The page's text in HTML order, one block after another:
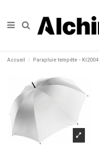
Accueil Parapluie tempête - KI2004